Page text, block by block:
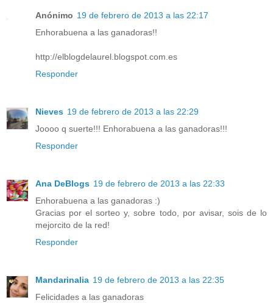
Anónimo 19 de febrero de 2013 a las 22:17
Enhorabuena a las ganadoras!!
http://elblogdelaurel.blogspot.com.es
Responder
Nieves 19 de febrero de 2013 a las 22:29
Joooo q suerte!!! Enhorabuena a las ganadoras!!!
Responder
Ana DeBlogs 19 de febrero de 2013 a las 22:33
Enhorabuena a las ganadoras :)
Gracias por el sorteo y, sobre todo, por avisar, sois de lo
mejorcito de la red!
Responder
Mandarinalia 19 de febrero de 2013 a las 22:35
Felicidades a las ganadoras